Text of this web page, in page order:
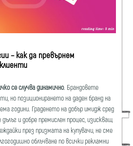
– как да превърнем
се случва динамично. Брандовете
но позиционирането на даден бранд на
години. Граденето на добър имидж сред
и добре премислен процес, изискващ
през призмата на купувачи, не сме
облъчване по всички рекламни